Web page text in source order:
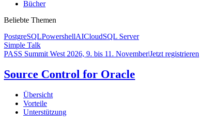
Bücher
Beliebte Themen
PostgreSQLPowershellAICloudSQL Server
Simple Talk
PASS Summit West 2026, 9. bis 11. November|Jetzt registrieren
Source Control for Oracle
Übersicht
Vorteile
Unterstützung